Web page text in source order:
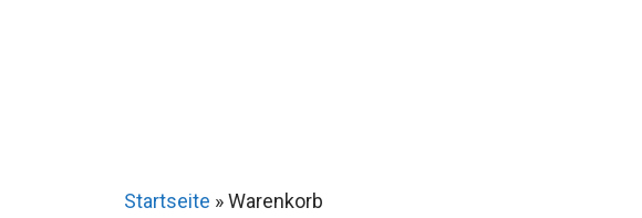
Startseite »Warenkorb